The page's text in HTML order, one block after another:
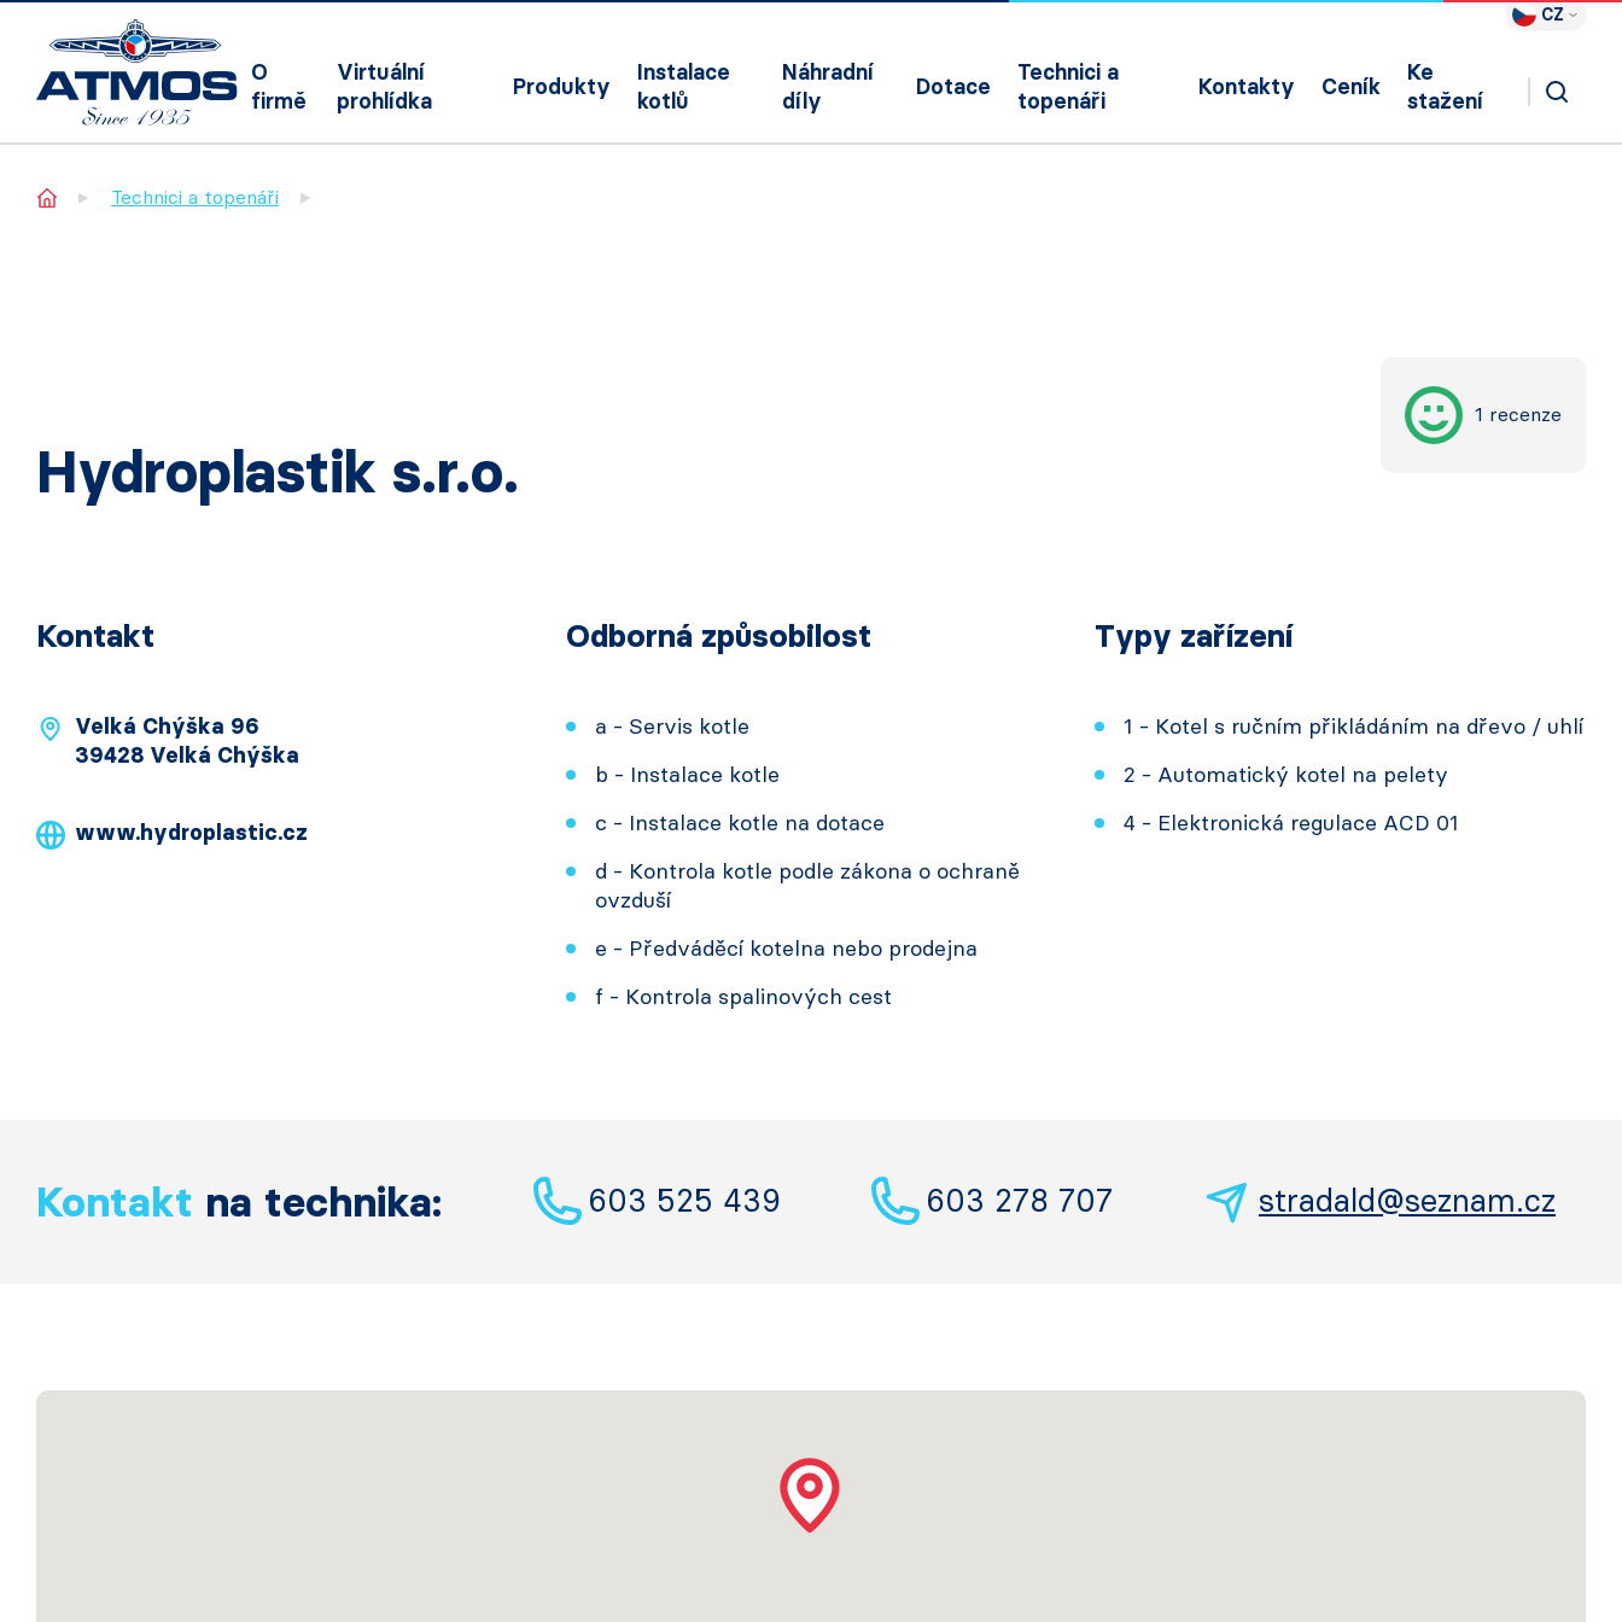
CZ
O
firmě
Virtuální
prohlídka
Produkty
Instalace
kotlů
Náhradní
díly
Dotace
Technici a
topenáři
Kontakty Ceník
Ke
stažení
Home Technici a topenáři
Hydroplastik s.r.o.
1 recenze
Kontakt
Velká Chýška 96
39428 Velká Chýška
www.hydroplastic.cz
Odborná způsobilost
a - Servis kotle
b - Instalace kotle
c - Instalace kotle na dotace
d - Kontrola kotle podle zákona o ochraně
ovzduší
e - Předváděcí kotelna nebo prodejna
f - Kontrola spalinových cest
Typy zařízení
1 - Kotel s ručním přikládáním na dřevo / uhlí
2 - Automatický kotel na pelety
4 - Elektronická regulace ACD 01
Kontakt na technika: 603 525 439 603 278 707 stradald@seznam.cz